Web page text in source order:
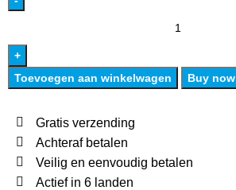
Toevoegen aan winkelwagen Buy now
Gratis verzending
Achteraf betalen
Veilig en eenvoudig betalen
Actief in 6 landen